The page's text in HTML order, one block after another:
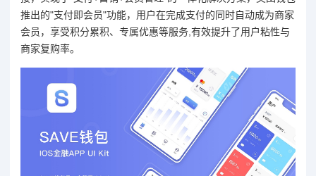
推出的"支付即会员"功能，用户在完成支付的同时自动成为商家
会员，享受积分累积、专属优惠等服务,有效提升了用户粘性与
商家复购率。